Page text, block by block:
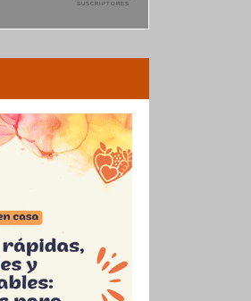
SUSCRIPTORES